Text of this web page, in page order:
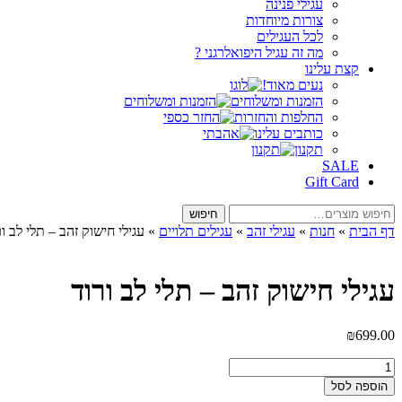
עגילי פנינה
צורות מיוחדות
לכל העגילים
מה זה עגיל היפואלרגני ?
קצת עלינו
נעים מאוד!
הזמנות ומשלוחים
החלפות והחזרות
כותבים עלינו
תקנון
SALE
Gift Card
חיפוש
עבור:
חיפוש
דף הבית » חנות » עגילי זהב » עגילים תלויים » עגילי חישוק זהב – תלי לב
עגילי חישוק זהב – תלי לב ורוד
₪699.00
כמות
של
עגילי
הוספה לסל